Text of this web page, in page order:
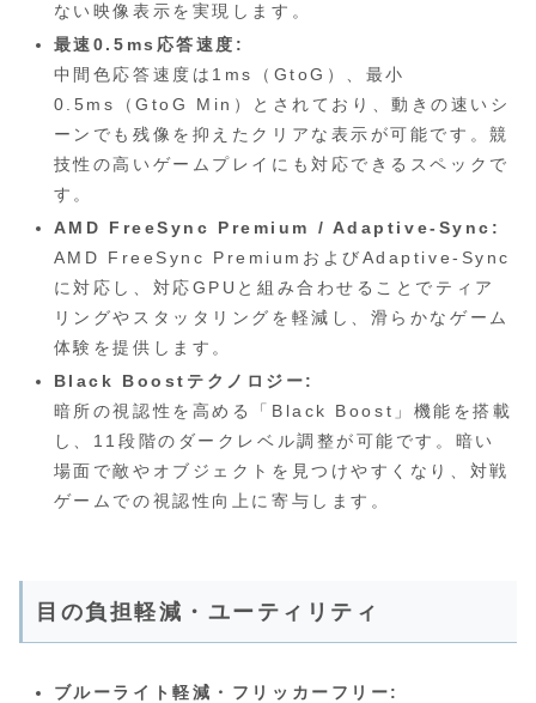
ない映像表示を実現します。
最速0.5ms応答速度:
中間色応答速度は1ms（GtoG）、最小
0.5ms（GtoG Min）とされており、動きの速いシ
ーンでも残像を抑えたクリアな表示が可能です。競
技性の高いゲームプレイにも対応できるスペックで
す。
AMD FreeSync Premium / Adaptive-Sync:
AMD FreeSync PremiumおよびAdaptive-Sync
に対応し、対応GPUと組み合わせることでティア
リングやスタッタリングを軽減し、滑らかなゲーム
体験を提供します。
Black Boostテクノロジー:
暗所の視認性を高める「Black Boost」機能を搭載
し、11段階のダークレベル調整が可能です。暗い
場面で敵やオブジェクトを見つけやすくなり、対戦
ゲームでの視認性向上に寄与します。
目の負担軽減・ユーティリティ
ブルーライト軽減・フリッカーフリー: